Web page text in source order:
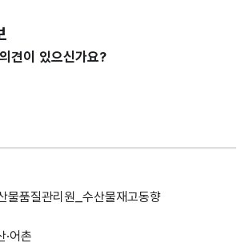
견이 있으신가요?
물품질관리원_수산물재고동향
어촌